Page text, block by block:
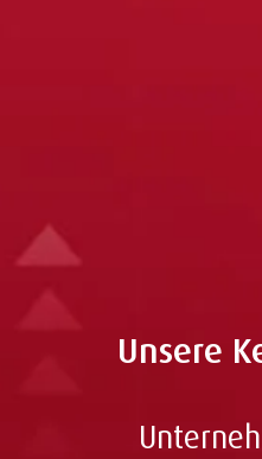
Unsere